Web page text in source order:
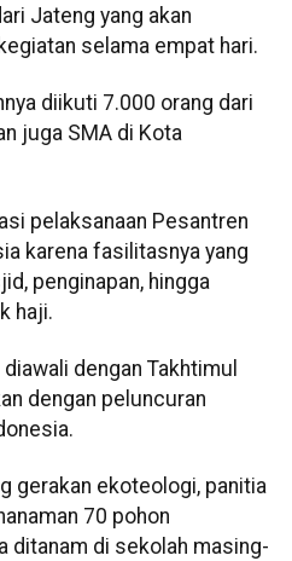
Jateng yang akan
selama empat hari.
diikuti 7.000 orang dari
juga SMA di Kota
pelaksanaan Pesantren
karena fasilitasnya yang
penginapan, hingga
haji.
dengan Takhtimul
dengan peluncuran
gerakan ekoteologi, panitia
70 pohon
ditanam di sekolah masing-